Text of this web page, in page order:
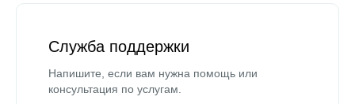
Служба поддержки
Напишите, если вам нужна помощь или
консультация по услугам.